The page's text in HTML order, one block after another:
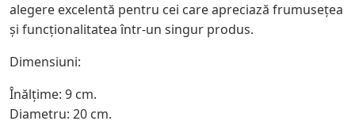
alegere excelentă pentru cei care apreciază frumusețea
și funcționalitatea într-un singur produs.
Dimensiuni:
Înălțime: 9 cm.
Diametru: 20 cm.